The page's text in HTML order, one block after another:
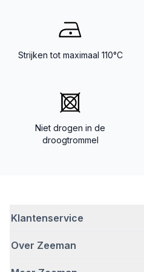
Strijken tot maximaal 110°C
Niet drogen in de
droogtrommel
Klantenservice
Veelgestelde vragen
Over Zeeman